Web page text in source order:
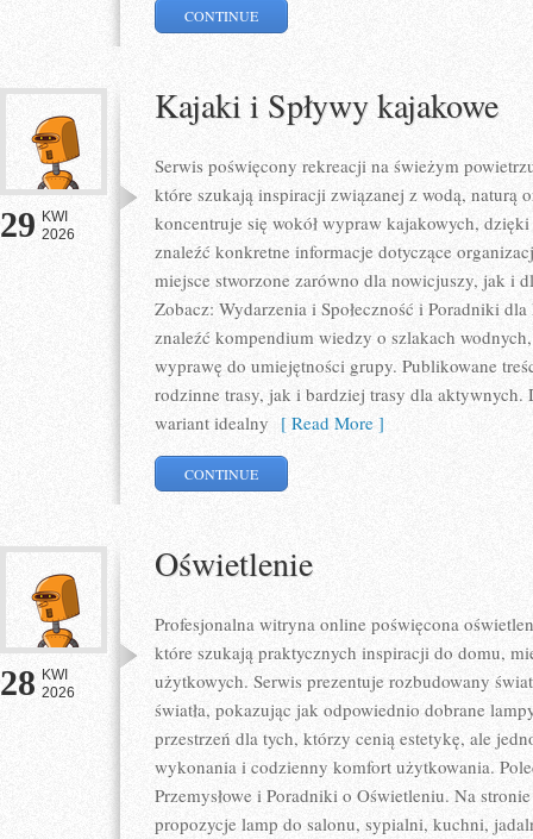
CONTINUE
29 KWI
2026
Kajaki i Spływy kajakowe
Serwis poświęcony rekreacji na świeżym
które szukają inspiracji związanej z wodą, naturą
koncentruje się wokół wypraw kajakowych,
znaleźć konkretne informacje dotyczące
miejsce stworzone zarówno dla nowicjuszy, jak i
Zobacz: Wydarzenia i Społeczność i Poradniki
znaleźć kompendium wiedzy o szlakach
wyprawę do umiejętności grupy. Publikowane
rodzinne trasy, jak i bardziej trasy dla
wariant idealny [ Read More ]
CONTINUE
28 KWI
2026
Oświetlenie
Profesjonalna witryna online poświęcona
które szukają praktycznych inspiracji do domu,
użytkowych. Serwis prezentuje rozbudowany
światła, pokazując jak odpowiednio dobrane
przestrzeń dla tych, którzy cenią estetykę, ale
wykonania i codzienny komfort użytkowania.
Przemysłowe i Poradniki o Oświetleniu. Na
propozycje lamp do salonu, sypialni, kuchni,